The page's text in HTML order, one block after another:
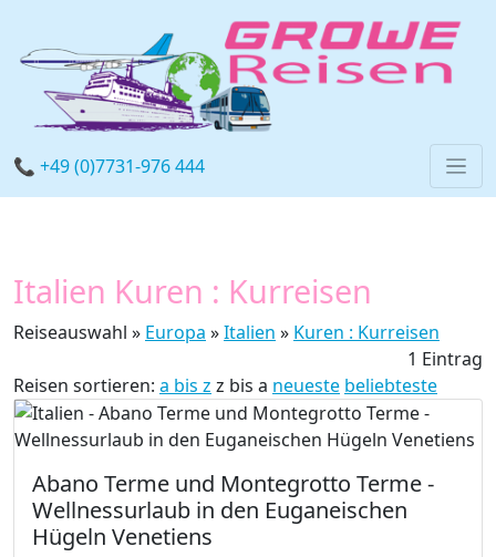
📞 +49 (0)7731-976 444
Italien Kuren : Kurreisen
Reiseauswahl » Europa »Italien » Kuren : Kurreisen
1 Eintrag
Reisen sortieren: a bis z z bis a neueste beliebteste
Abano Terme und Montegrotto Terme -
Wellnessurlaub in den Euganeischen
Hügeln Venetiens